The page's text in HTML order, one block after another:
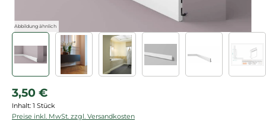
Abbildung ähnlich
Regulärer Preis:
3,50 €
Inhalt: 1 Stück
Preise inkl. MwSt. zzgl. Versandkosten